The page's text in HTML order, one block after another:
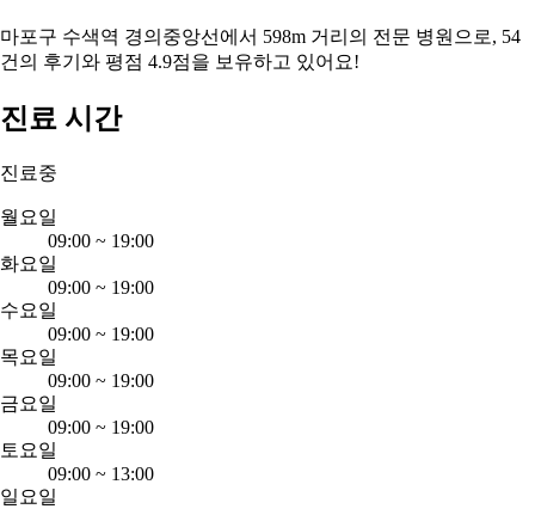
마포구 수색역 경의중앙선에서 598m 거리의 전문 병원으로, 54
건의 후기와 평점 4.9점을 보유하고 있어요!
진료 시간
진료중
월요일
09:00 ~ 19:00
화요일
09:00 ~ 19:00
수요일
09:00 ~ 19:00
목요일
09:00 ~ 19:00
금요일
09:00 ~ 19:00
토요일
09:00 ~ 13:00
일요일